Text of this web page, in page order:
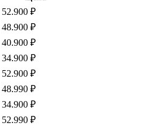
52.900 ₽
48.900 ₽
40.900 ₽
34.900 ₽
52.900 ₽
48.990 ₽
34.900 ₽
52.990 ₽